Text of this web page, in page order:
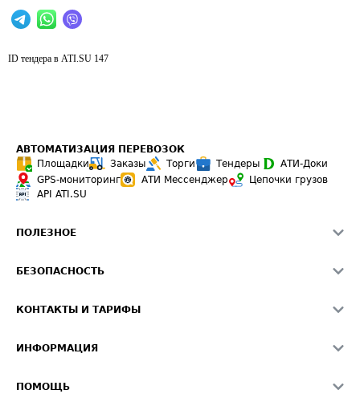
ID тендера в ATI.SU 147
АВТОМАТИЗАЦИЯ ПЕРЕВОЗОК
Площадки
Заказы Торги Тендеры
АТИ-Доки
GPS-мониторинг
АТИ Мессенджер
Цепочки грузов
API ATI.SU
ПОЛЕЗНОЕ
Звезды ATI.SU на вашем сайте
Средние ставки
БЕЗОПАСНОСТЬ
Светофор+
О формировании Паспорта
КОНТАКТЫ И ТАРИФЫ
Реклама на сайте
ИНФОРМАЦИЯ
ПОМОЩЬ